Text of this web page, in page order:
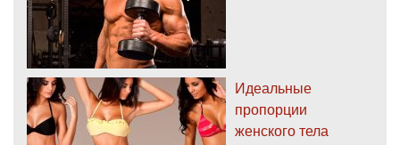
Идеальные
пропорции
женского тела